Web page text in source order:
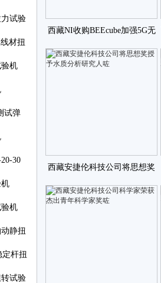
试验
材扭
机
试弹
30
机
静扭
定杆扭
试验
西藏NI收购BEEcube加强5G无
线地位咗
西藏安捷伦科技公司将思想奖
授予水质分析研究人咗